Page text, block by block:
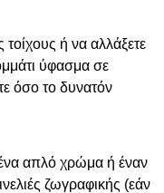
ή να αλλάξετε
ύφασμα σε
όσο το δυνατόν
απλό χρώμα ή έναν
ζωγραφικής (εάν